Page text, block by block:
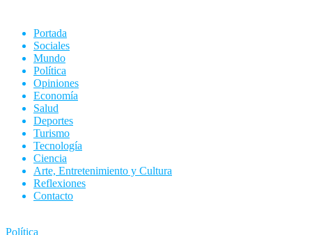
Portada
Sociales
Mundo
Política
Opiniones
Economía
Salud
Deportes
Turismo
Tecnología
Ciencia
Arte, Entretenimiento y Cultura
Reflexiones
Contacto
Política